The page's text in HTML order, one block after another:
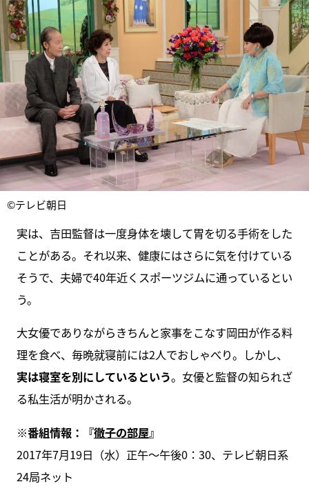
©テレビ朝日
実は、吉田監督は一度身体を壊して胃を切る手術をした
ことがある。それ以来、健康にはさらに気を付けている
そうで、夫婦で40年近くスポーツジムに通っているとい
う。
大女優でありながらきちんと家事をこなす岡田が作る料
理を食べ、毎晩就寝前には2人でおしゃべり。しかし、
実は寝室を別にしているという。女優と監督の知られざ
る私生活が明かされる。
※番組情報： 『徹子の部屋』
2017年7月19日（水）正午～午後0：30、テレビ朝日系
24局ネット